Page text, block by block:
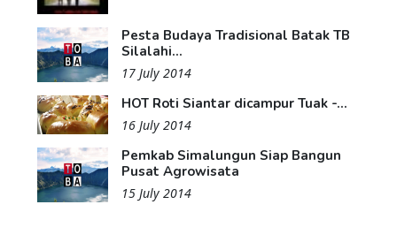
Pesta Budaya Tradisional Batak TB
Silalahi...
17 July 2014
HOT Roti Siantar dicampur Tuak -...
16 July 2014
Pemkab Simalungun Siap Bangun
Pusat Agrowisata
15 July 2014